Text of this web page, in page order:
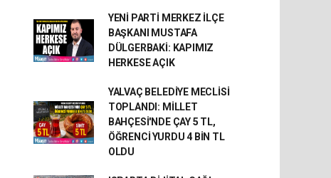
YENİ PARTİ MERKEZ İLÇE
BAŞKANI MUSTAFA
DÜLGERBAKİ: KAPIMIZ
HERKESE AÇIK
YALVAÇ BELEDİYE MECLİSİ
TOPLANDI: MİLLET
BAHÇESİ'NDE ÇAY 5 TL,
ÖĞRENCİ YURDU 4 BİN TL
OLDU